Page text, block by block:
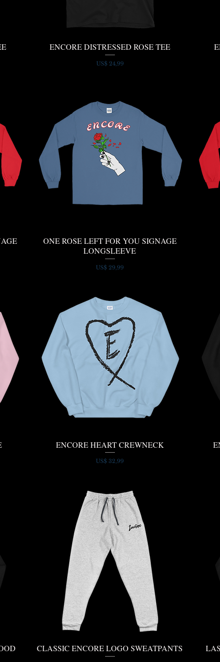
Snel overzicht
ENCORE DISTRESSED ROSE TEE
Prijs
US$ 24,99
Snel overzicht
ONE ROSE LEFT FOR YOU SIGNAGE
LONGSLEEVE
Prijs
US$ 29,99
Snel overzicht
ENCORE HEART CREWNECK
Prijs
US$ 32,99
Snel overzicht
CLASSIC ENCORE LOGO SWEATPANTS